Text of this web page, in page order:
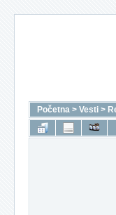
Početna > Vesti >